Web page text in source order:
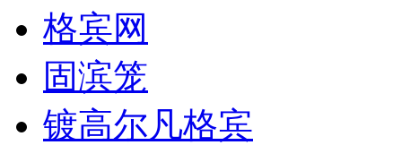
格宾网
固滨笼
镀高尔凡格宾